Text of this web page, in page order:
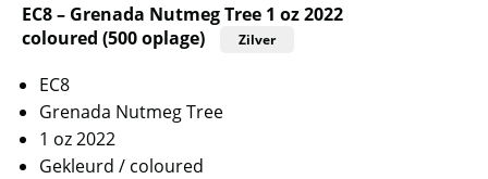
EC8 – Grenada Nutmeg Tree 1 oz 2022
coloured (500 oplage)
Zilver
EC8
Grenada Nutmeg Tree
1 oz 2022
Gekleurd / coloured